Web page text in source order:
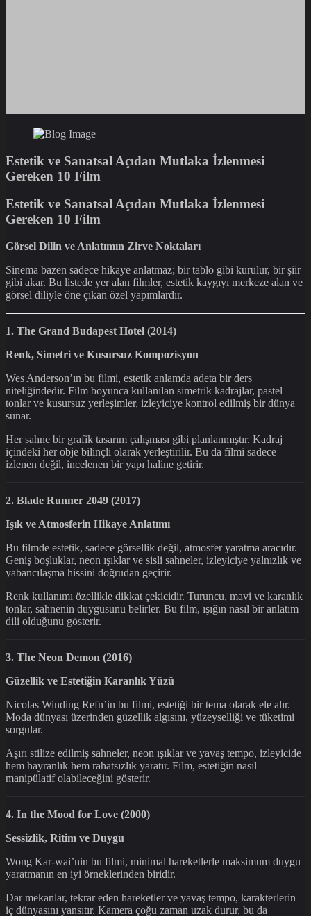
Estetik ve Sanatsal Açıdan Mutlaka İzlenmesi
Gereken 10 Film
Estetik ve Sanatsal Açıdan Mutlaka İzlenmesi
Gereken 10 Film
Görsel Dilin ve Anlatımın Zirve Noktaları
Sinema bazen sadece hikaye anlatmaz; bir tablo gibi kurulur, bir şiir
gibi akar. Bu listede yer alan filmler, estetik kaygıyı merkeze alan ve
görsel diliyle öne çıkan özel yapımlardır.
1. The Grand Budapest Hotel (2014)
Renk, Simetri ve Kusursuz Kompozisyon
Wes Anderson’ın bu filmi, estetik anlamda adeta bir ders
niteliğindedir. Film boyunca kullanılan simetrik kadrajlar, pastel
tonlar ve kusursuz yerleşimler, izleyiciye kontrol edilmiş bir dünya
sunar.
Her sahne bir grafik tasarım çalışması gibi planlanmıştır. Kadraj
içindeki her obje bilinçli olarak yerleştirilir. Bu da filmi sadece
izlenen değil, incelenen bir yapı haline getirir.
2. Blade Runner 2049 (2017)
Işık ve Atmosferin Hikaye Anlatımı
Bu filmde estetik, sadece görsellik değil, atmosfer yaratma aracıdır.
Geniş boşluklar, neon ışıklar ve sisli sahneler, izleyiciye yalnızlık ve
yabancılaşma hissini doğrudan geçirir.
Renk kullanımı özellikle dikkat çekicidir. Turuncu, mavi ve karanlık
tonlar, sahnenin duygusunu belirler. Bu film, ışığın nasıl bir anlatım
dili olduğunu gösterir.
3. The Neon Demon (2016)
Güzellik ve Estetiğin Karanlık Yüzü
Nicolas Winding Refn’in bu filmi, estetiği bir tema olarak ele alır.
Moda dünyası üzerinden güzellik algısını, yüzeyselliği ve tüketimi
sorgular.
Aşırı stilize edilmiş sahneler, neon ışıklar ve yavaş tempo, izleyicide
hem hayranlık hem rahatsızlık yaratır. Film, estetiğin nasıl
manipülatif olabileceğini gösterir.
4. In the Mood for Love (2000)
Sessizlik, Ritim ve Duygu
Wong Kar-wai’nin bu filmi, minimal hareketlerle maksimum duygu
yaratmanın en iyi örneklerinden biridir.
Dar mekanlar, tekrar eden hareketler ve yavaş tempo, karakterlerin
iç dünyasını yansıtır. Kamera çoğu zaman uzak durur, bu da